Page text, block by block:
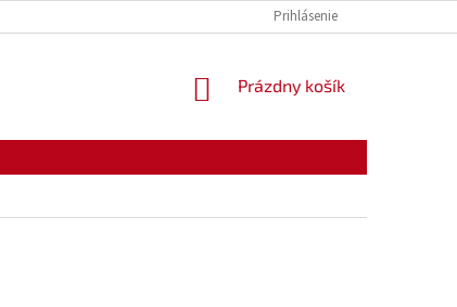
Prihlásenie
NÁKUPNÝ
Prázdny košík